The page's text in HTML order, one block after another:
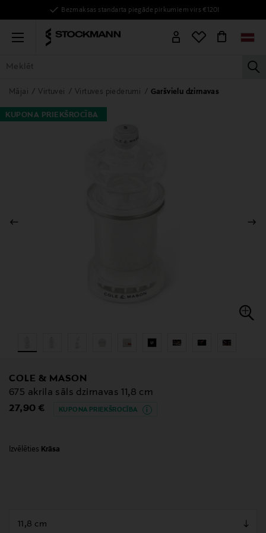
Bezmaksas standarta piegāde pirkumiem virs €120!
Menu
VISAS PRECES SIEVIETĒM VĪRIEŠIEM BĒRNIEM
Mājai Virtuvei Virtuves piederumi Garšvielu dzirnavas
KUPONA PRIEKŠROCĪBA
COLE & MASON
675 akrila sāls dzirnavas 11,8 cm
Original Price
27,90 € KUPONA PRIEKŠROCĪBA
Izvēlēties Krāsa